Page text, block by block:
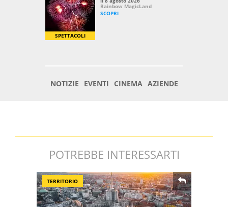
POTREBBE INTERESSARTI
TERRITORIO